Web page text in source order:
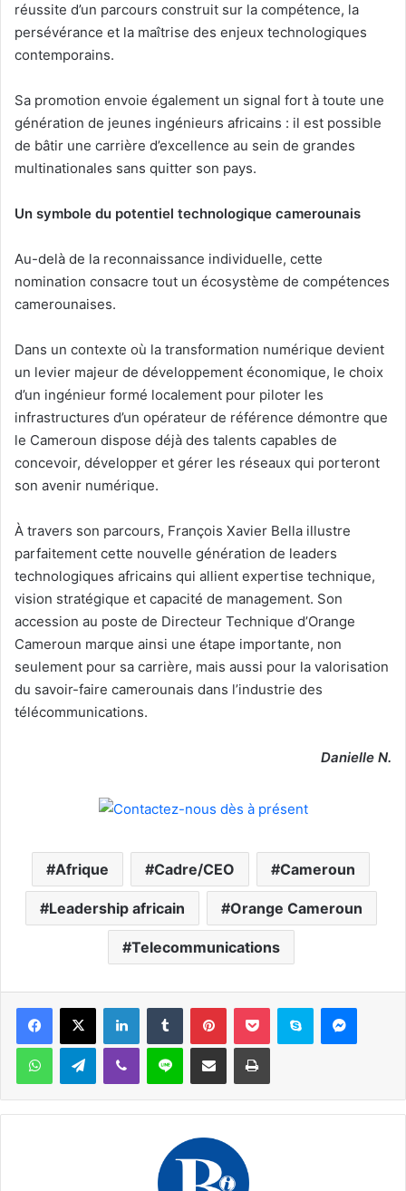
réussite d’un parcours construit sur la compétence, la
persévérance et la maîtrise des enjeux technologiques
contemporains.
Sa promotion envoie également un signal fort à toute une
génération de jeunes ingénieurs africains : il est possible
de bâtir une carrière d’excellence au sein de grandes
multinationales sans quitter son pays.
Un symbole du potentiel technologique camerounais
Au-delà de la reconnaissance individuelle, cette
nomination consacre tout un écosystème de compétences
camerounaises.
Dans un contexte où la transformation numérique devient
un levier majeur de développement économique, le choix
d’un ingénieur formé localement pour piloter les
infrastructures d’un opérateur de référence démontre que
le Cameroun dispose déjà des talents capables de
concevoir, développer et gérer les réseaux qui porteront
son avenir numérique.
À travers son parcours, François Xavier Bella illustre
parfaitement cette nouvelle génération de leaders
technologiques africains qui allient expertise technique,
vision stratégique et capacité de management. Son
accession au poste de Directeur Technique d’Orange
Cameroun marque ainsi une étape importante, non
seulement pour sa carrière, mais aussi pour la valorisation
du savoir-faire camerounais dans l’industrie des
télécommunications.
Danielle N.
Afrique Cadre/CEO Cameroun
Leadership africain Orange Cameroun
Telecommunications
Facebook
X LinkedinTumblr PinterestPocket Skype
WhatsAppTelegramViber Ligne Partager par email Imprimer